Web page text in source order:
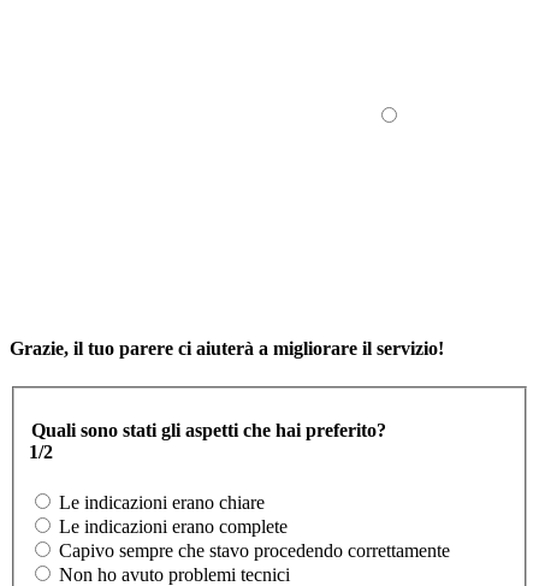
Grazie, il tuo parere ci aiuterà a migliorare il servizio!
Quali sono stati gli aspetti che hai preferito?
1/2
Le indicazioni erano chiare
Le indicazioni erano complete
Capivo sempre che stavo procedendo correttamente
Non ho avuto problemi tecnici